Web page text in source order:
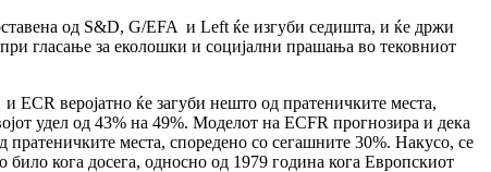
од S&D, G/EFA и Left ќе изгуби седишта, и ќе држи
гласање за еколошки и социјални прашања во тековниот
ECR веројатно ќе загуби нешто од пратеничките места,
удел од 43% на 49%. Моделот на ECFR прогнозира и дека
пратеничките места, споредено со сегашните 30%. Накусо, се
кога досега, односно од 1979 година кога Европскиот